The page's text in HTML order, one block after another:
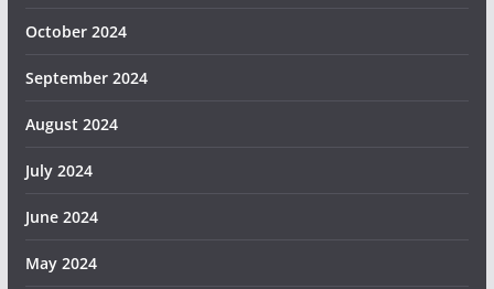
October 2024
September 2024
August 2024
July 2024
June 2024
May 2024